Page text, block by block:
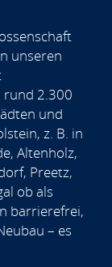
unseren
rund 2.300
und
z. B. in
Altenholz,
Preetz,
ob als
barrierefrei,
– es